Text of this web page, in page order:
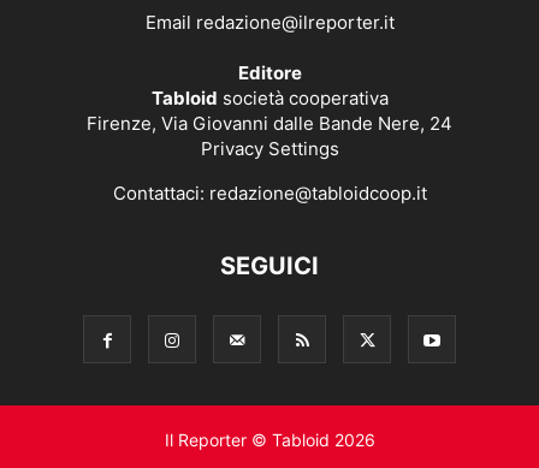
Email redazione@ilreporter.it
Editore
Tabloid società cooperativa
Firenze, Via Giovanni dalle Bande Nere, 24
Privacy Settings
Contattaci: redazione@tabloidcoop.it
SEGUICI
Il Reporter © Tabloid 2026